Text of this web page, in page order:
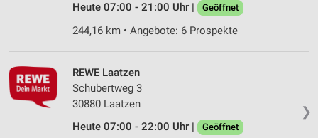
Heute 07:00 - 21:00 Uhr |
Geöffnet
244,16 km • Angebote: 6 Prospekte
❯
REWE Laatzen
Schubertweg 3
30880 Laatzen
Heute 07:00 - 22:00 Uhr |
Geöffnet